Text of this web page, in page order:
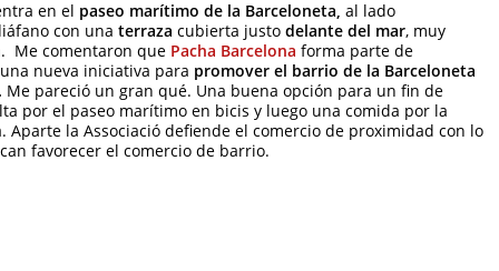
en el paseo marítimo de la Barceloneta, al lado
con una terraza cubierta justo delante del mar, muy
Me comentaron que Pacha Barcelona forma parte de
nueva iniciativa para promover el barrio de la Barceloneta
Me pareció un gran qué. Una buena opción para un fin de
por el paseo marítimo en bicis y luego una comida por la
Aparte la Associació defiende el comercio de proximidad con lo
favorecer el comercio de barrio.